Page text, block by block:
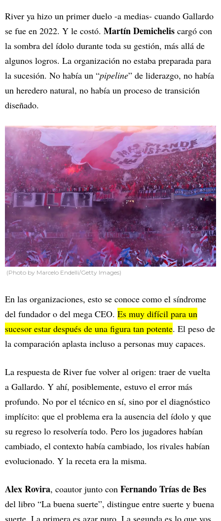
River ya hizo un primer duelo -a medias- cuando Gallardo
se fue en 2022. Y le costó. Martín Demichelis cargó con
la sombra del ídolo durante toda su gestión, más allá de
algunos logros. La organización no estaba preparada para
la sucesión. No había un “pipeline” de liderazgo, no había
un heredero natural, no había un proceso de transición
diseñado.
(Photo by Marcelo Endelli/Getty Images)
En las organizaciones, esto se conoce como el síndrome
del fundador o del mega CEO. Es muy difícil para un
sucesor estar después de una figura tan potente. El peso de
la comparación aplasta incluso a personas muy capaces.
La respuesta de River fue volver al origen: traer de vuelta
a Gallardo. Y ahí, posiblemente, estuvo el error más
profundo. No por el técnico en sí, sino por el diagnóstico
implícito: que el problema era la ausencia del ídolo y que
su regreso lo resolvería todo. Pero los jugadores habían
cambiado, el contexto había cambiado, los rivales habían
evolucionado. Y la receta era la misma.
Alex Rovira, coautor junto con Fernando Trías de Bes
del libro “La buena suerte”, distingue entre suerte y buena